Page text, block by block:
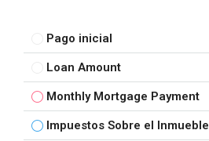
Pago inicial
Loan Amount
Monthly Mortgage Payment
Impuestos Sobre el Inmueble